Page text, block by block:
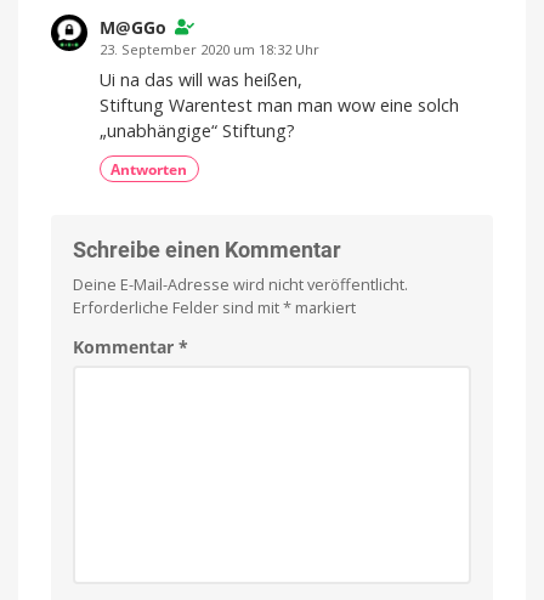
M@GGo
23. September 2020 um 18:32 Uhr
Ui na das will was heißen,
Stiftung Warentest man man wow eine solch
„unabhängige“ Stiftung?
Antworten
Schreibe einen Kommentar
Deine E-Mail-Adresse wird nicht veröffentlicht.
Erforderliche Felder sind mit* markiert
Kommentar *